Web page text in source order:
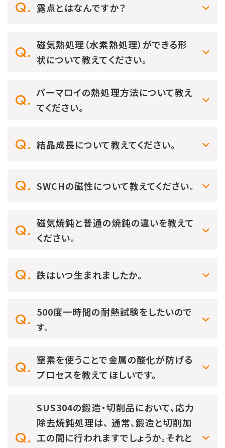
露点とはなんですか？
磁気熱処理（水素熱処理）ができる形
状について教えてください。
パーマロイの熱処理方法について教え
てください。
結晶成長について教えてください。
SWCHの磁性について教えてください。
磁気焼鈍と普通の焼鈍の違いを教えて
ください。
鉄はいつ生まれましたか。
500度一時間の耐熱試験をしたいので
す。
窒素を使うことで金属の酸化が防げる
プロセスを教えてほしいです。
SUS304の鍛造・切削品において、応力
除去焼鈍処理は、 通常、鍛造と切削加
工の間に行われますでしょうか。それと